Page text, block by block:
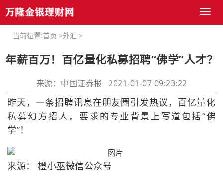
Toggle
当前位置:首页 >外汇 >
年薪百万！百亿量化私募招聘“佛学”人才？
来源：中国证券报 2021-01-07 09:23:22
昨天，一条招聘讯息在朋友圈引发热议，百亿量化
私募幻方招人，要求的专业背景上写道包括“佛
学”！
来源： 橙小巫微信公众号